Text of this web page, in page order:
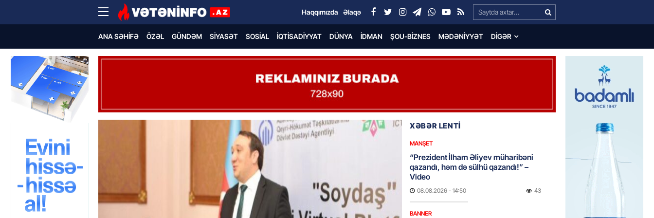
Search…
Haqqımızda Əlaqə
ANA SƏHIFƏ ÖZƏL GÜNDƏM SIYASƏT SOSIAL İQTISADIYYAT DÜNYA İDMAN ŞOU-BIZNES MƏDƏNIYYƏT DIGƏR
XƏBƏR LENTİ
MANŞET
“Prezident İlham Əliyev müharibəni
qazandı, həm də sülhü qazandı!” –
Video
08.08.2026 - 14:50 43
BANNER